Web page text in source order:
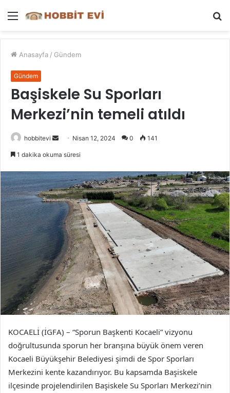
Menü
Anasayfa / Gündem
Gündem
Başiskele Su Sporları
Merkezi’nin temeli atıldı
hobbitevi
Bir
göndermek
Nisan 12, 2024 0 141
1 dakika okuma süresi
KOCAELİ (İGFA) – “Sporun Başkenti Kocaeli” vizyonu
doğrultusunda sporun her branşına büyük önem veren
Kocaeli Büyükşehir Belediyesi şimdi de Spor Sporları
Merkezini kente kazandırıyor. Bu kapsamda Başiskele
ilçesinde projelendirilen Başiskele Su Sporları Merkezi’nin